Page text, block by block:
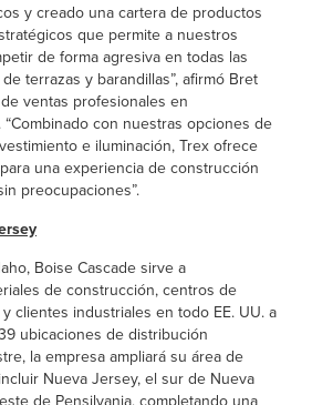
y creado una cartera de productos
que permite a nuestros
de forma agresiva en todas las
terrazas y barandillas”, afirmó Bret
ventas profesionales en
con nuestras opciones de
e iluminación, Trex ofrece
una experiencia de construcción
preocupaciones”.
Boise Cascade sirve a
de construcción, centros de
clientes industriales en todo EE. UU. a
ubicaciones de distribución
la empresa ampliará su área de
Nueva Jersey, el sur de Nueva